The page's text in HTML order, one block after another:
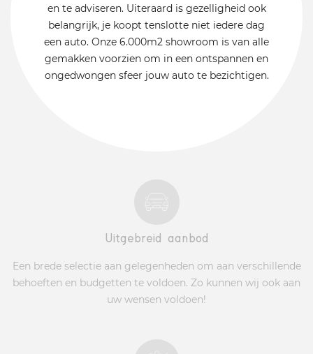
en te adviseren. Uiteraard is gezelligheid ook
belangrijk, je koopt tenslotte niet iedere dag
een auto. Onze 6.000m2 showroom is van alle
gemakken voorzien om in een ontspannen en
ongedwongen sfeer jouw auto te bezichtigen.
Uitgebreid aanbod
Een brede selectie aan gelegenheden om aan verschillende
behoeften en budgetten te voldoen. Zo kunnen wij ook aan
uw wensen voldoen!